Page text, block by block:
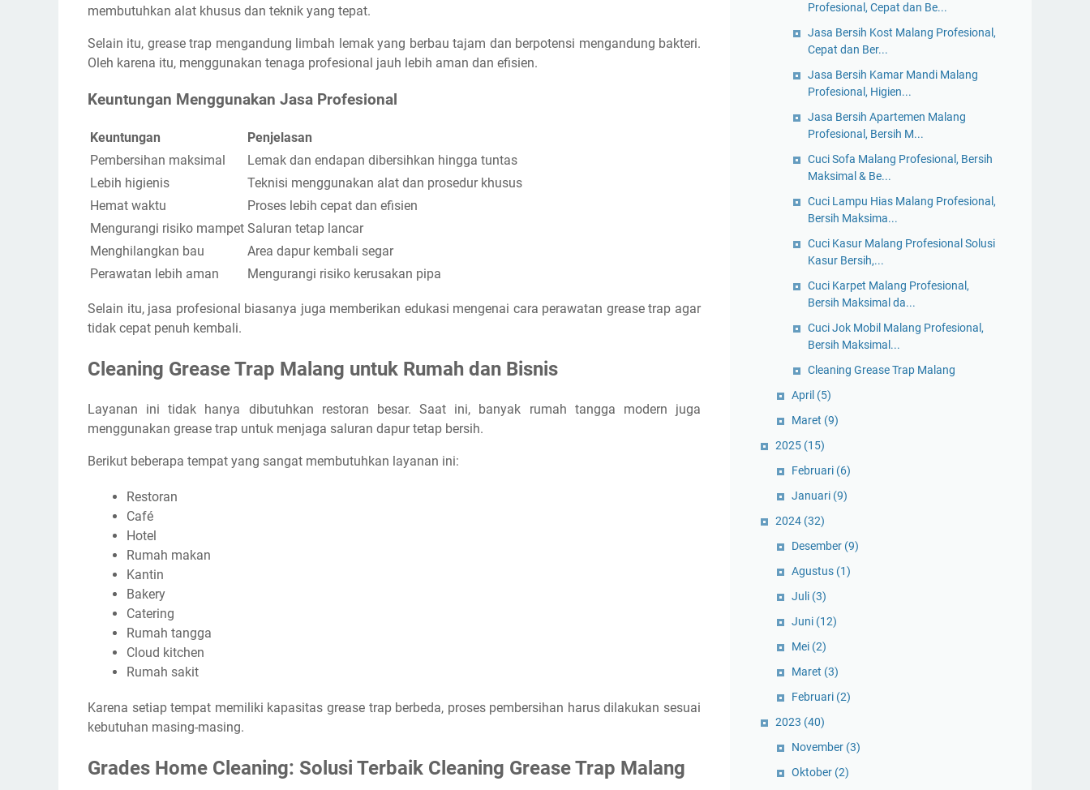
membutuhkan alat khusus dan teknik yang tepat.
Selain itu, grease trap mengandung limbah lemak yang berbau tajam dan berpotensi mengandung bakteri.
Oleh karena itu, menggunakan tenaga profesional jauh lebih aman dan efisien.
Keuntungan Menggunakan Jasa Profesional
Keuntungan
Penjelasan
Pembersihan maksimal
Lemak dan endapan dibersihkan hingga tuntas
Lebih higienis
Teknisi menggunakan alat dan prosedur khusus
Hemat waktu
Proses lebih cepat dan efisien
Mengurangi risiko mampet Saluran tetap lancar
Menghilangkan bau
Area dapur kembali segar
Perawatan lebih aman
Mengurangi risiko kerusakan pipa
Selain itu, jasa profesional biasanya juga memberikan edukasi mengenai cara perawatan grease trap agar
tidak cepat penuh kembali.
Cleaning Grease Trap Malang untuk Rumah dan Bisnis
Layanan ini tidak hanya dibutuhkan restoran besar. Saat ini, banyak rumah tangga modern juga
menggunakan grease trap untuk menjaga saluran dapur tetap bersih.
Berikut beberapa tempat yang sangat membutuhkan layanan ini:
Restoran
Café
Hotel
Rumah makan
Kantin
Bakery
Catering
Rumah tangga
Cloud kitchen
Rumah sakit
Karena setiap tempat memiliki kapasitas grease trap berbeda, proses pembersihan harus dilakukan sesuai
kebutuhan masing-masing.
Grades Home Cleaning: Solusi Terbaik Cleaning Grease Trap Malang
Profesional, Cepat dan Be...
Jasa Bersih Kost Malang Profesional,
Cepat dan Ber...
Jasa Bersih Kamar Mandi Malang
Profesional, Higien...
Jasa Bersih Apartemen Malang
Profesional, Bersih M...
Cuci Sofa Malang Profesional, Bersih
Maksimal & Be...
Cuci Lampu Hias Malang Profesional,
Bersih Maksima...
Cuci Kasur Malang Profesional Solusi
Kasur Bersih,...
Cuci Karpet Malang Profesional,
Bersih Maksimal da...
Cuci Jok Mobil Malang Profesional,
Bersih Maksimal...
Cleaning Grease Trap Malang
April (5)
Maret (9)
2025 (15)
Februari (6)
Januari (9)
2024 (32)
Desember (9)
Agustus (1)
Juli (3)
Juni (12)
Mei (2)
Maret (3)
Februari (2)
2023 (40)
November (3)
Oktober (2)